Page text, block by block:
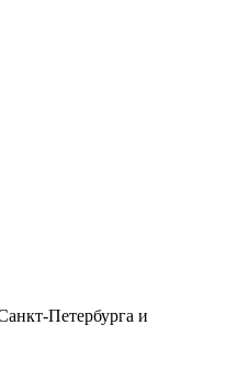
Петербурга и